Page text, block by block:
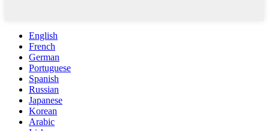
English
French
German
Portuguese
Spanish
Russian
Japanese
Korean
Arabic